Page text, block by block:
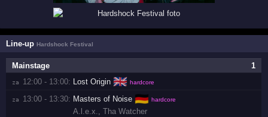
Line-upHardshock Festival
1
Mainstage
za 12:00 - 13:00: Lost Origin 🇬🇧 hardcore
za 13:00 - 13:30: Masters of Noise 🇩🇪 hardcore
A.l.e.x.,Tha Watcher